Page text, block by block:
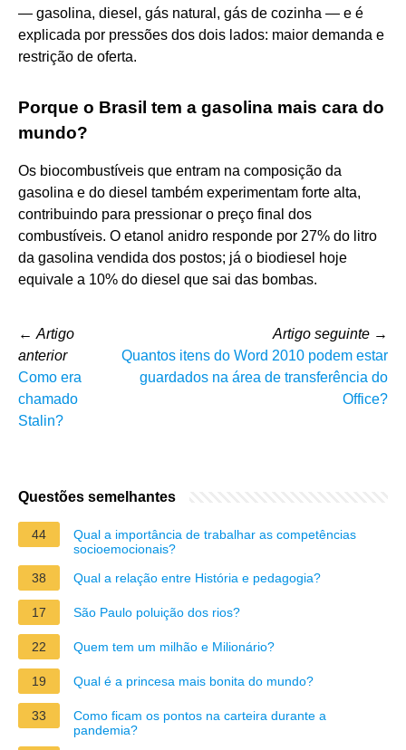
— gasolina, diesel, gás natural, gás de cozinha — e é
explicada por pressões dos dois lados: maior demanda e
restrição de oferta.
Porque o Brasil tem a gasolina mais cara do
mundo?
Os biocombustíveis que entram na composição da
gasolina e do diesel também experimentam forte alta,
contribuindo para pressionar o preço final dos
combustíveis. O etanol anidro responde por 27% do litro
da gasolina vendida dos postos; já o biodiesel hoje
equivale a 10% do diesel que sai das bombas.
← Artigo
anterior
Como era
chamado
Stalin?
Artigo seguinte →
Quantos itens do Word 2010 podem estar
guardados na área de transferência do
Office?
Questões semelhantes
44
Qual a importância de trabalhar as competências
socioemocionais?
38
Qual a relação entre História e pedagogia?
17 São Paulo poluição dos rios?
22 Quem tem um milhão e Milionário?
19 Qual é a princesa mais bonita do mundo?
33
Como ficam os pontos na carteira durante a
pandemia?